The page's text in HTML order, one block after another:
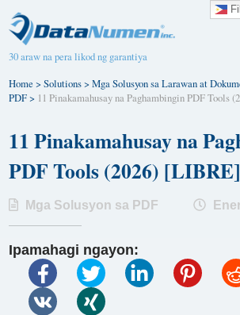
30 araw na pera likod ng garantiya
Home>Solutions>Mga Solusyon sa Larawan at
PDF> 11 Pinakamahusay na Paghambingin PDF Tools
11 Pinakamahusay na
PDF Tools (2026) [LIBRE]
Mga Solusyon sa PDF
Ipamahagi ngayon: